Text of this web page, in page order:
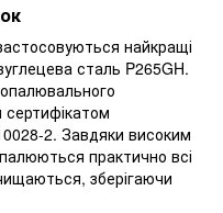
найкращі
сталь P265GH.
2. Завдяки високим
практично всі
зберігаючи